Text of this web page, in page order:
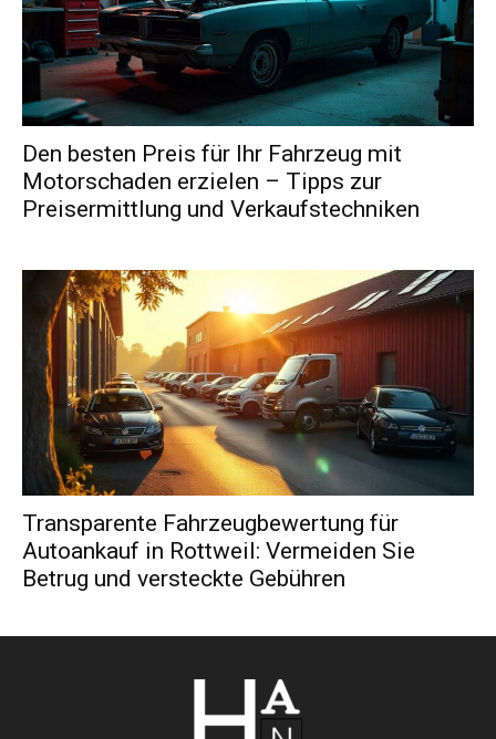
Den besten Preis für Ihr Fahrzeug mit
Motorschaden erzielen – Tipps zur
Preisermittlung und Verkaufstechniken
Transparente Fahrzeugbewertung für
Autoankauf in Rottweil: Vermeiden Sie
Betrug und versteckte Gebühren